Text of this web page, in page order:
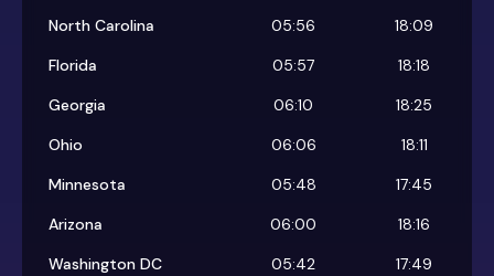
North Carolina
05:56
18:09
Florida
05:57
18:18
Georgia
06:10
18:25
Ohio
06:06
18:11
Minnesota
05:48
17:45
Arizona
06:00
18:16
Washington DC
05:42
17:49